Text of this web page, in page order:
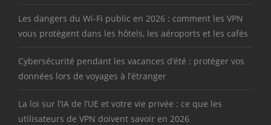
Les dangers du Wi-Fi public en 2026 : comment les VPN
vous protègent dans les hôtels, les aéroports et les cafés
Cybersécurité pendant les vacances d’été : protéger vos
données lors de voyages à l’étranger
La loi sur l’IA de l’UE et votre vie privée : ce que les
utilisateurs de VPN doivent savoir en 2026